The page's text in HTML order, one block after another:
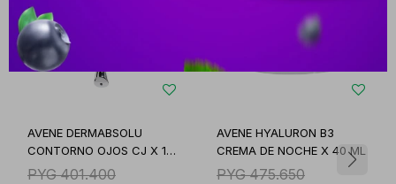
AVENE DERMABSOLU
CONTORNO OJOS CJ X 15
M
PYG 401.400
AVENE HYALURON B3
CREMA DE NOCHE X 40 ML
PYG 475.650